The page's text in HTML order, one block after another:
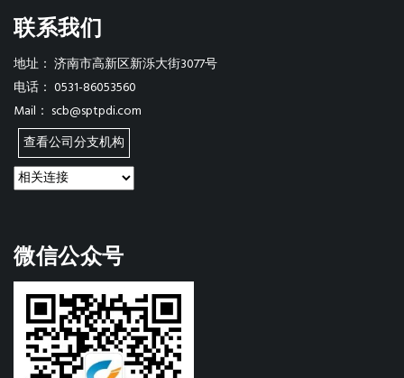
联系我们
地址： 济南市高新区新泺大街3077号
电话： 0531-86053560
Mail： scb@sptpdi.com
查看公司分支机构
微信公众号